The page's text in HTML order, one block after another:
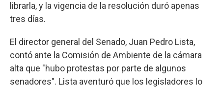
librarla, y la vigencia de la resolución duró apenas
tres días.
El director general del Senado, Juan Pedro Lista,
contó ante la Comisión de Ambiente de la cámara
alta que "hubo protestas por parte de algunos
senadores". Lista aventuró que los legisladores lo